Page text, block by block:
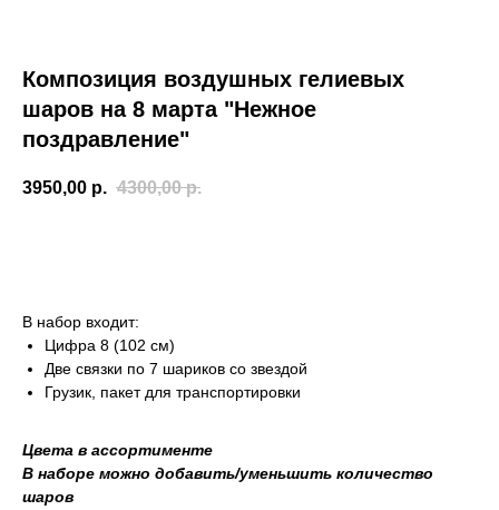
Композиция воздушных гелиевых
шаров на 8 марта "Нежное
поздравление"
3950,00 р. 4300,00 р.
В набор входит:
Цифра 8 (102 см)
Две связки по 7 шариков со звездой
Грузик, пакет для транспортировки
Цвета в ассортименте
В наборе можно добавить/уменьшить количество
шаров